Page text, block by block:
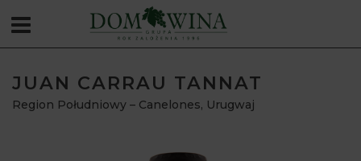
JUAN CARRAU TANNAT
Region Południowy – Canelones, Urugwaj